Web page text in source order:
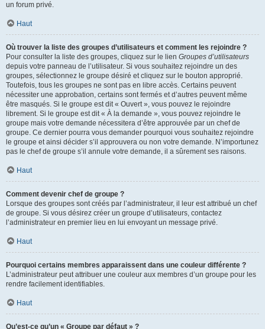
un forum privé.
Haut
Où trouver la liste des groupes d’utilisateurs et comment les rejoindre ?
Pour consulter la liste des groupes, cliquez sur le lien Groupes d’utilisateurs
depuis votre panneau de l’utilisateur. Si vous souhaitez rejoindre un des
groupes, sélectionnez le groupe désiré et cliquez sur le bouton approprié.
Toutefois, tous les groupes ne sont pas en libre accès. Certains peuvent
nécessiter une approbation, certains sont fermés et d’autres peuvent même
être masqués. Si le groupe est dit « Ouvert », vous pouvez le rejoindre
librement. Si le groupe est dit « À la demande », vous pouvez rejoindre le
groupe mais votre demande nécessitera d’être approuvée par un chef de
groupe. Ce dernier pourra vous demander pourquoi vous souhaitez rejoindre
le groupe et ainsi décider s’il approuvera ou non votre demande. N’importunez
pas le chef de groupe s’il annule votre demande, il a sûrement ses raisons.
Haut
Comment devenir chef de groupe ?
Lorsque des groupes sont créés par l’administrateur, il leur est attribué un chef
de groupe. Si vous désirez créer un groupe d’utilisateurs, contactez
l’administrateur en premier lieu en lui envoyant un message privé.
Haut
Pourquoi certains membres apparaissent dans une couleur différente ?
L’administrateur peut attribuer une couleur aux membres d’un groupe pour les
rendre facilement identifiables.
Haut
Qu’est-ce qu’un « Groupe par défaut » ?